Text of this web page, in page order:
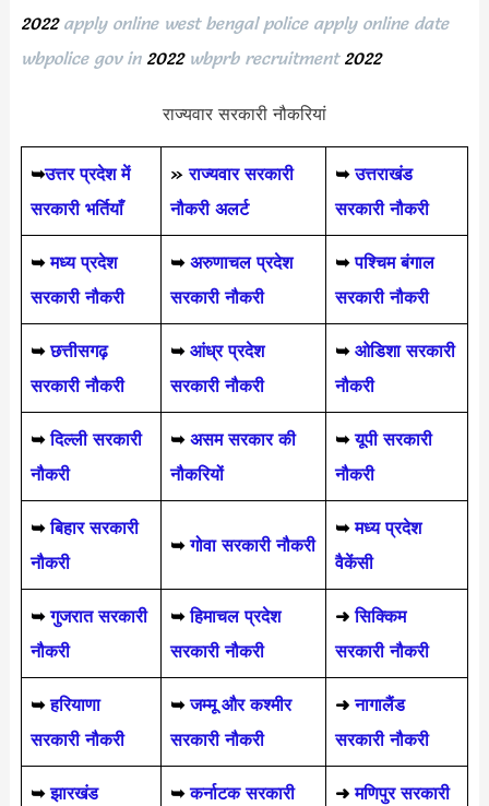
2022apply online west bengal police apply online date
wbpolice gov in 2022wbprb recruitment 2022
राज्यवार सरकारी नौकरियां
➥उत्तर प्रदेश में
सरकारी भर्तियाँ
»राज्यवार सरकारी
नौकरी अलर्ट
➥ उत्तराखंड
सरकारी नौकरी
➥ मध्य प्रदेश
सरकारी नौकरी
➥ अरुणाचल प्रदेश
सरकारी नौकरी
➥ पश्चिम बंगाल
सरकारी नौकरी
➥ छत्तीसगढ़
सरकारी नौकरी
➥ आंध्र प्रदेश
सरकारी नौकरी
➥ ओडिशा सरकारी
नौकरी
➥ दिल्ली सरकारी
नौकरी
➥ असम सरकार की
नौकरियों
➥ यूपी सरकारी
नौकरी
➥बिहार सरकारी
नौकरी
➥गोवा सरकारी नौकरी
➥ मध्य प्रदेश
वैकेंसी
➥ गुजरात सरकारी
नौकरी
➥हिमाचल प्रदेश
सरकारी नौकरी
➜ सिक्किम
सरकारी नौकरी
➥हरियाणा
सरकारी नौकरी
➥जम्मू और कश्मीर
सरकारी नौकरी
➜ नागालैंड
सरकारी नौकरी
➥ झारखंड
➥ कर्नाटक सरकारी
➜ मणिपुर सरकारी